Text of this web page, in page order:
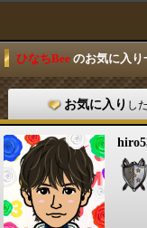
ひなちBee のお気に入り
お気に入り した